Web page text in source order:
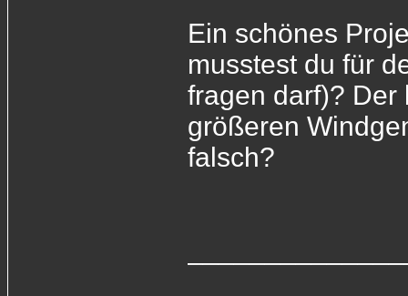
Ein schönes
musstest du für
fragen darf)? Der
größeren
falsch?